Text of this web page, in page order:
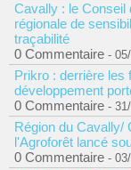
Cavally : le Conseil
régionale de
traçabilité
0 Commentaire -
Prikro : derrière les
développement
0 Commentaire -
Région du Cavally/
l'Agroforêt lancé
0 Commentaire -